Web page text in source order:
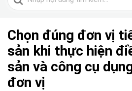
kiếm
Chọn đúng đơn vị
sản khi thực hiện
sản và công cụ
đơn vị